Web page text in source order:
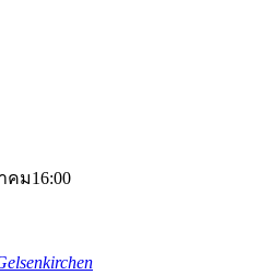
คม16:00